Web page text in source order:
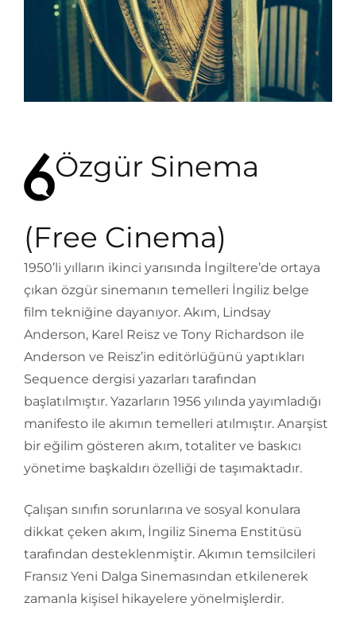
Özgür Sinema
(Free Cinema)
1950’li yılların ikinci yarısında İngiltere’de ortaya
çıkan özgür sinemanın temelleri İngiliz belge
film tekniğine dayanıyor. Akım, Lindsay
Anderson, Karel Reisz ve Tony Richardson ile
Anderson ve Reisz’in editörlüğünü yaptıkları
Sequence dergisi yazarları tarafından
başlatılmıştır. Yazarların 1956 yılında yayımladığı
manifesto ile akımın temelleri atılmıştır. Anarşist
bir eğilim gösteren akım, totaliter ve baskıcı
yönetime başkaldırı özelliği de taşımaktadır.
Çalışan sınıfın sorunlarına ve sosyal konulara
dikkat çeken akım, İngiliz Sinema Enstitüsü
tarafından desteklenmiştir. Akımın temsilcileri
Fransız Yeni Dalga Sinemasından etkilenerek
zamanla kişisel hikayelere yönelmişlerdir.